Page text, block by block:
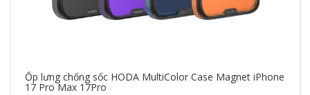
Ốp lưng chống sốc HODA MultiColor Case Magnet iPhone
17 Pro Max 17Pro